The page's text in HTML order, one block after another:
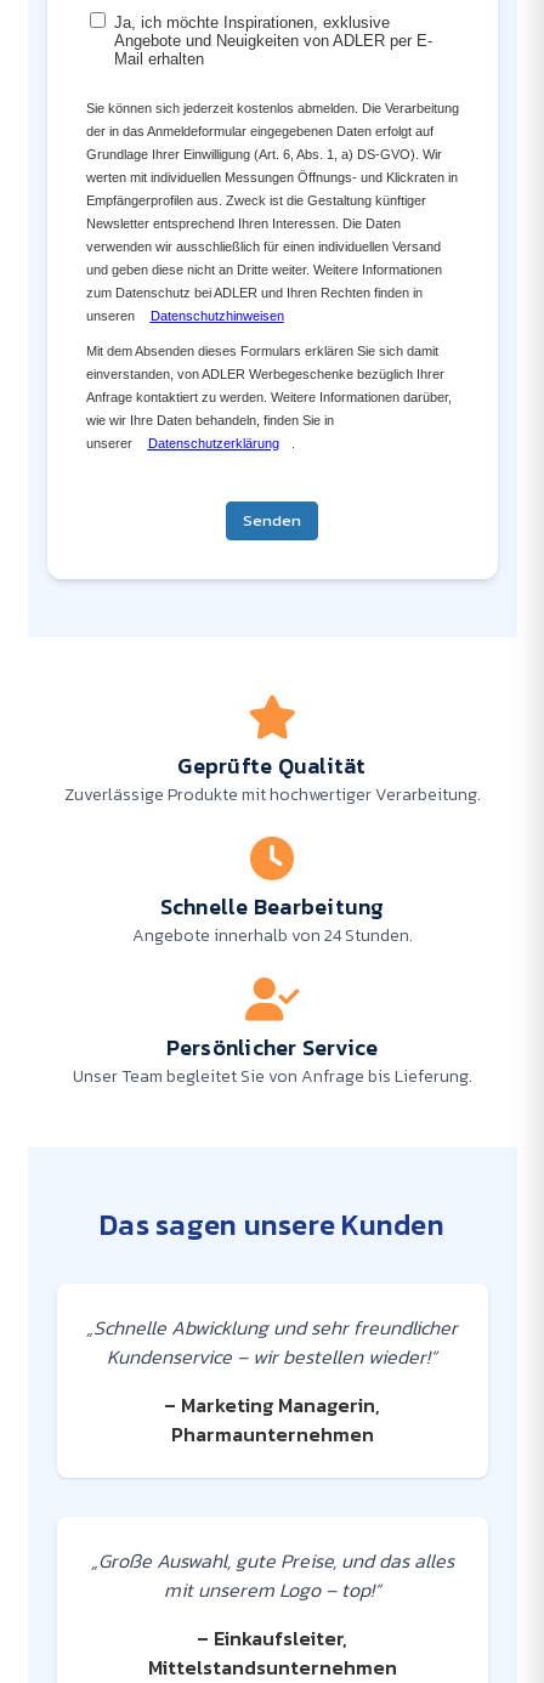
Ja, ich möchte Inspirationen, exklusive
Angebote und Neuigkeiten von ADLER per E-
Mail erhalten
Sie können sich jederzeit kostenlos abmelden. Die Verarbeitung
der in das Anmeldeformular eingegebenen Daten erfolgt auf
Grundlage Ihrer Einwilligung (Art. 6, Abs. 1, a) DS-GVO). Wir
werten mit individuellen Messungen Öffnungs- und Klickraten in
Empfängerprofilen aus. Zweck ist die Gestaltung künftiger
Newsletter entsprechend Ihren Interessen. Die Daten
verwenden wir ausschließlich für einen individuellen Versand
und geben diese nicht an Dritte weiter. Weitere Informationen
zum Datenschutz bei ADLER und Ihren Rechten finden in
unseren
Datenschutzhinweisen
Mit dem Absenden dieses Formulars erklären Sie sich damit
einverstanden, von ADLER Werbegeschenke bezüglich Ihrer
Anfrage kontaktiert zu werden. Weitere Informationen darüber,
wie wir Ihre Daten behandeln, finden Sie in
unserer
Datenschutzerklärung
Senden
Geprüfte Qualität
Zuverlässige Produkte mit hochwertiger Verarbeitung.
Schnelle Bearbeitung
Angebote innerhalb von 24 Stunden.
Persönlicher Service
Unser Team begleitet Sie von Anfrage bis Lieferung.
Das sagen unsere Kunden
„Schnelle Abwicklung und sehr freundlicher
Kundenservice – wir bestellen wieder!“
– Marketing Managerin,
Pharmaunternehmen
„Große Auswahl, gute Preise, und das alles
mit unserem Logo – top!“
– Einkaufsleiter,
Mittelstandsunternehmen